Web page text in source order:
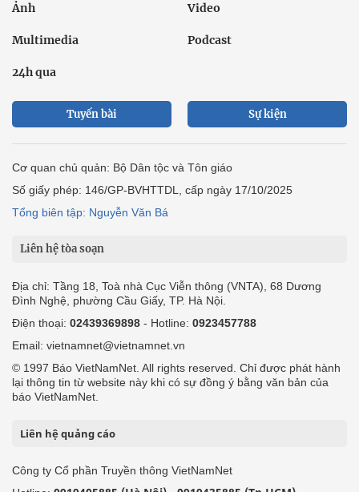
Ảnh Video
Multimedia Podcast
24h qua
Tuyến bài Sự kiện
Cơ quan chủ quản: Bộ Dân tộc và Tôn giáo
Số giấy phép: 146/GP-BVHTTDL, cấp ngày 17/10/2025
Tổng biên tập: Nguyễn Văn Bá
Liên hệ tòa soạn
Địa chỉ: Tầng 18, Toà nhà Cục Viễn thông (VNTA), 68 Dương
Đình Nghệ, phường Cầu Giấy, TP. Hà Nội.
Điện thoại: 02439369898 - Hotline: 0923457788
Email: vietnamnet@vietnamnet.vn
© 1997 Báo VietNamNet. All rights reserved. Chỉ được phát hành
lại thông tin từ website này khi có sự đồng ý bằng văn bản của
báo VietNamNet.
Liên hệ quảng cáo
Công ty Cổ phần Truyền thông VietNamNet